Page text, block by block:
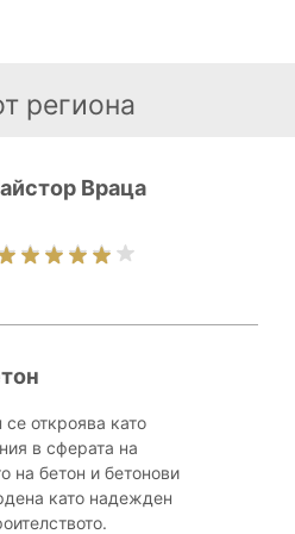
региона
Враца
откроява като
в сферата на
на бетон и бетонови
като надежден